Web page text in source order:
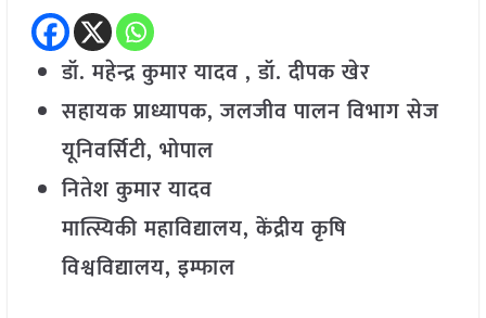
डॉ. महेन्द्र कुमार यादव , डॉ. दीपक खेर
सहायक प्राध्यापक, जलजीव पालन विभाग सेज
यूनिवर्सिटी, भोपाल
नितेश कुमार यादव
मात्स्यिकी महाविद्यालय, केंद्रीय कृषि
विश्वविद्यालय, इम्फाल